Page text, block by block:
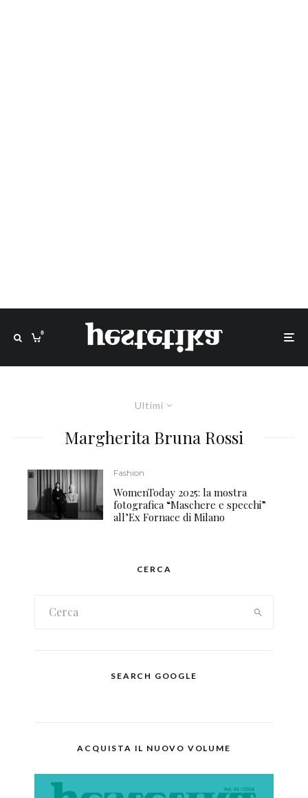
0
Ultimi
Margherita Bruna Rossi
Fashion
WomenToday 2025: la mostra
fotografica “Maschere e specchi”
all’Ex Fornace di Milano
CERCA
SEARCH GOOGLE
ACQUISTA IL NUOVO VOLUME